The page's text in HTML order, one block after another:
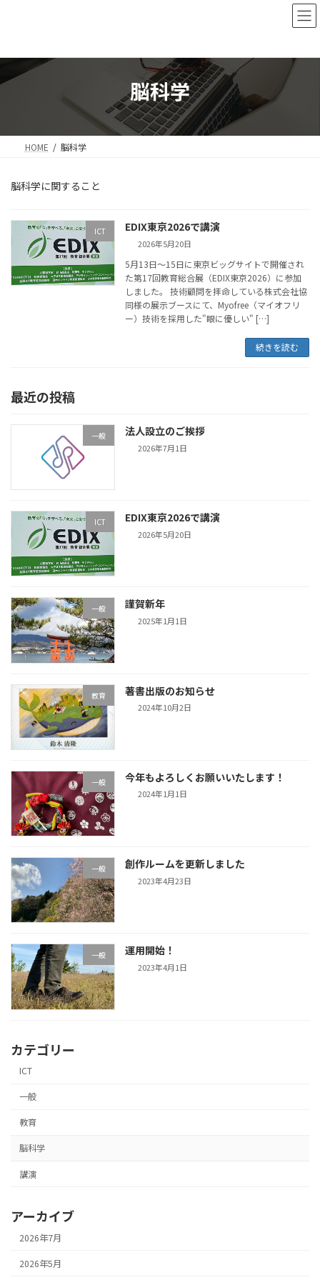
へ
プ
ョ
動
脳科学
HOME 脳科学
脳科学に関すること
ICT EDIX東京2026で講演
2026年5月20日
5月13日～15日に東京ビッグサイトで開催され
た第17回教育総合展（EDIX東京2026）に参加
しました。 技術顧問を拝命している株式会社協
同様の展示ブースにて、Myofree（マイオフリ
ー）技術を採用した"眼に優しい" […]
続きを読む
最近の投稿
一般 法人設立のご挨拶
2026年7月1日
ICT EDIX東京2026で講演
2026年5月20日
一般 謹賀新年
2025年1月1日
教育 著書出版のお知らせ
2024年10月2日
一般 今年もよろしくお願いいたします！
2024年1月1日
一般 創作ルームを更新しました
2023年4月23日
一般 運用開始！
2023年4月1日
カテゴリー
ICT
一般
教育
脳科学
講演
アーカイブ
2026年7月
2026年5月